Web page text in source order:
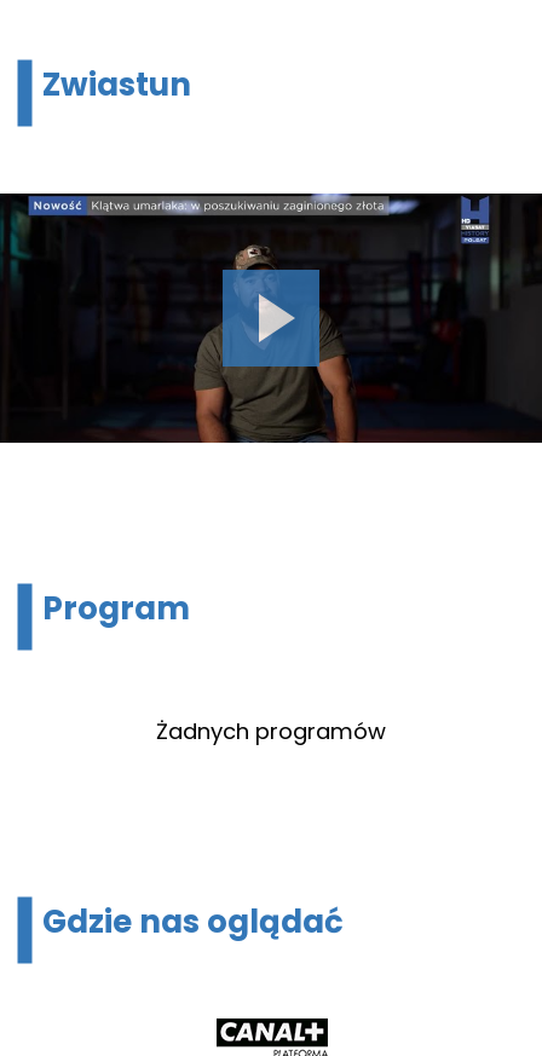
Zwiastun
Program
Żadnych programów
Gdzie nas oglądać